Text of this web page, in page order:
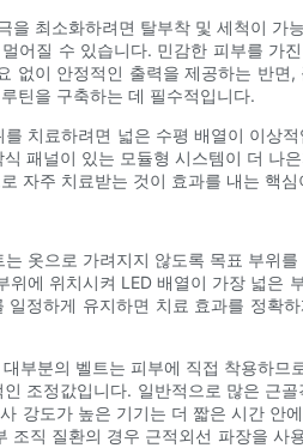
최소화하려면 탈부착 및 세척이
어질 수 있습니다. 민감한 피부를
이 안정적인 출력을 제공하는 반
틴을 구축하는 데 필수적입니다.
치료하려면 넓은 수평 배열이 이상
패널이 있는 모듈형 시스템이 더
자주 치료받는 것이 효과를 내는 핵
옷으로 가려지지 않도록 목표 부위
에 위치시켜 LED 배열이 가장 넓은
정하게 유지하면 치료 효과를 정확
부분의 벨트는 피부에 직접 착용하
조정값입니다. 일반적으로 많은 근
강도가 높은 기기는 더 짧은 시간
직 질환의 경우 근적외선 파장을